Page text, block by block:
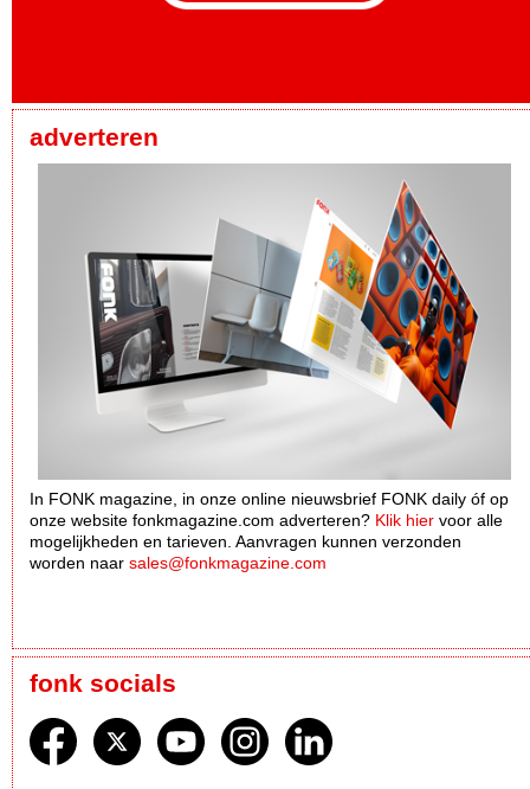
adverteren
In FONK magazine, in onze online nieuwsbrief FONK daily óf op
onze website fonkmagazine.com adverteren? Klik hier voor alle
mogelijkheden en tarieven. Aanvragen kunnen verzonden
worden naar sales@fonkmagazine.com
fonk socials